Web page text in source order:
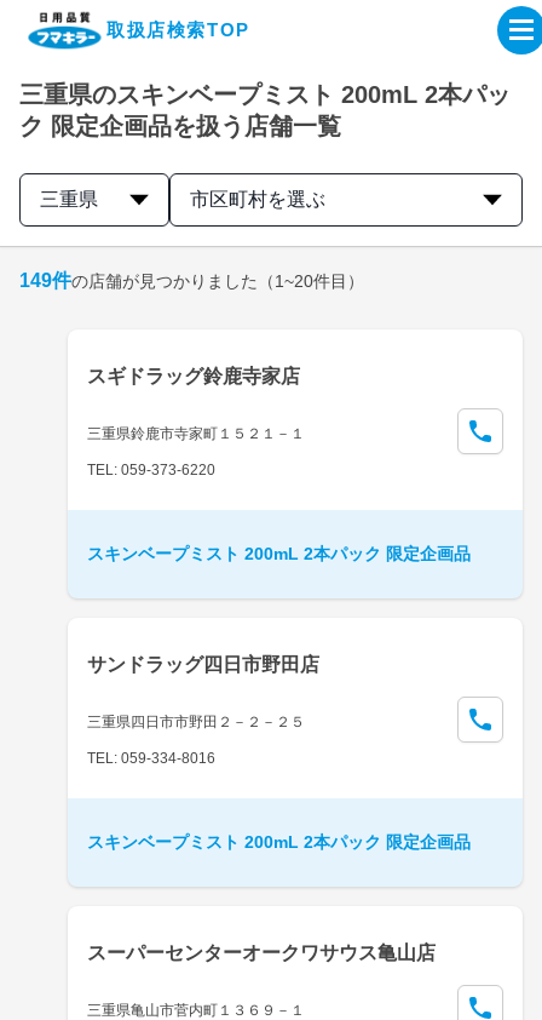
取扱店検索TOP
企業・IR情報サイト
製品情報サイト
取扱店検索はこちら
三重県のスキンベープミスト 200mL 2本パッ
ク 限定企画品を扱う店舗一覧
三重県 市区町村を選ぶ
149件の店舗が見つかりました （1~20件目）
スギドラッグ鈴鹿寺家店
三重県鈴鹿市寺家町１５２１－１
TEL: 059-373-6220
スキンベープミスト 200mL 2本パック 限定企画品
サンドラッグ四日市野田店
三重県四日市市野田２－２－２５
TEL: 059-334-8016
スキンベープミスト 200mL 2本パック 限定企画品
スーパーセンターオークワサウス亀山店
三重県亀山市菅内町１３６９－１